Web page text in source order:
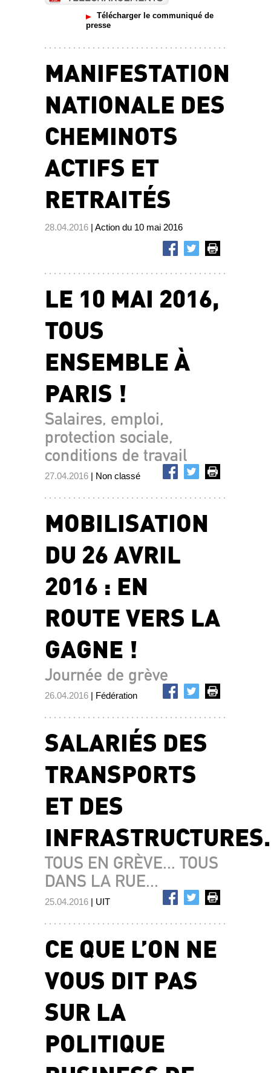
Télécharger le communiqué de
presse
MANIFESTATION
NATIONALE DES
CHEMINOTS
ACTIFS ET
RETRAITÉS
28.04.2016 | Action du 10 mai 2016
LE 10 MAI 2016,
TOUS
ENSEMBLE À
PARIS !
Salaires, emploi,
protection sociale,
conditions de travail
27.04.2016 | Non classé
MOBILISATION
DU 26 AVRIL
2016 : EN
ROUTE VERS LA
GAGNE !
Journée de grève
26.04.2016 | Fédération
SALARIÉS DES
TRANSPORTS
ET DES
TOUS EN GRÈVE... TOUS
DANS LA RUE...
25.04.2016 | UIT
CE QUE L’ON NE
VOUS DIT PAS
SUR LA
POLITIQUE